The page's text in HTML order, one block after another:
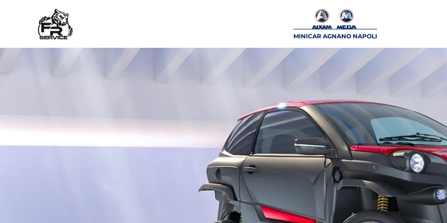
MINICAR AGNANO NAPOLI